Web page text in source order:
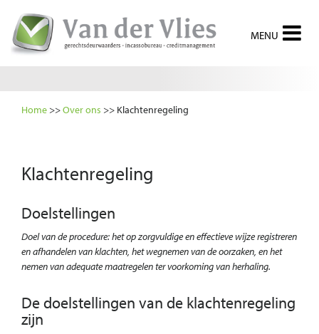
Home >>Over ons >> Klachtenregeling
Klachtenregeling
Doelstellingen
Doel van de procedure: het op zorgvuldige en effectieve wijze registreren
en afhandelen van klachten, het wegnemen van de oorzaken, en het
nemen van adequate maatregelen ter voorkoming van herhaling.
De doelstellingen van de klachtenregeling
zijn